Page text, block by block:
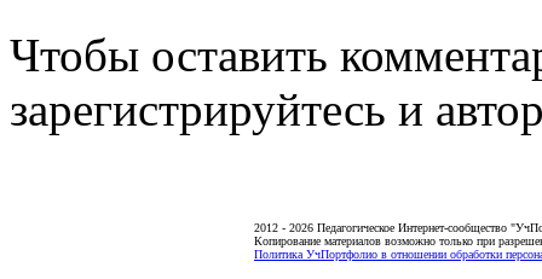
Чтобы оставить
зарегистрируйтесь и
2012 - 2026 Педагогическое Интернет-сообщество
Копирование материалов возможно только при
Политика УчПортфолио в отношении обработки